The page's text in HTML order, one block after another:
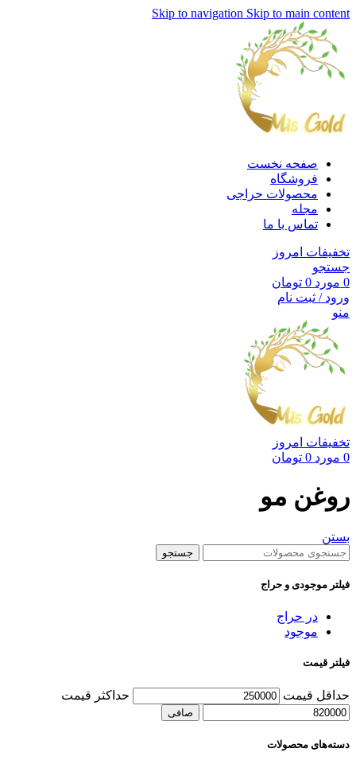
Skip to navigation Skip to main content
صفحه نخست
فروشگاه
محصولات حراجی
مجله
تماس با ما
تخفیفات امروز
جستجو
0 مورد 0 تومان
ورود / ثبت نام
منو
تخفیفات امروز
0 مورد 0 تومان
روغن مو
بستن
جستجو
فیلتر موجودی و حراج
در حراج
موجود
فیلتر قیمت
حداقل قیمت حداكثر قيمت
صافی
دسته‌های محصولات